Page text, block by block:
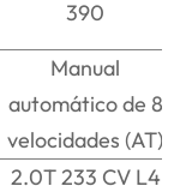
390
Manual
automático de 8
velocidades (AT)
2.0T 233 CV L4